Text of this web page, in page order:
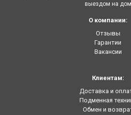
выездом на дом
О компании:
Отзывы
Гарантии
Вакансии
Клиентам:
Доставка и
Подменная
Обмен и